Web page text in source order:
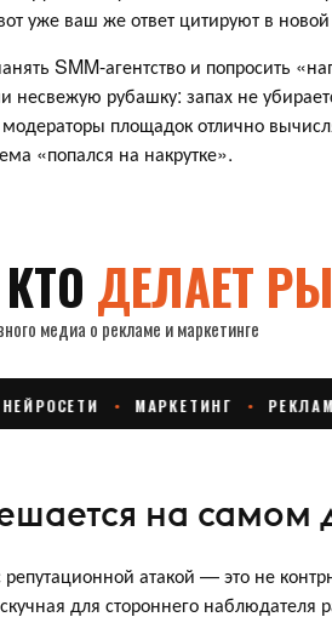
уже ваш же ответ цитируют в
SMM-агентство и попросить
несвежую рубашку: запах не
площадок отлично
«попался на накрутке».
на самом
репутационной атакой — это не
для стороннего наблюдателя